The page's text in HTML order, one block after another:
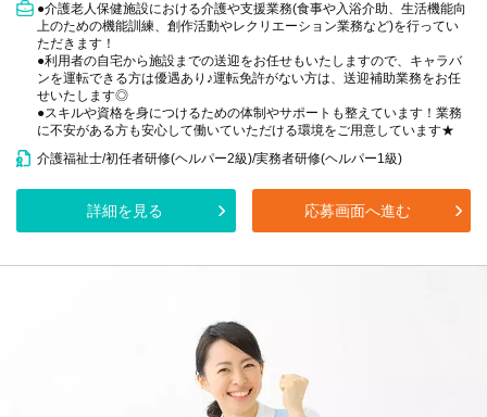
●介護老人保健施設における介護や支援業務(食事や入浴介助、生活機能向
上のための機能訓練、創作活動やレクリエーション業務など)を行ってい
ただきます！
●利用者の自宅から施設までの送迎をお任せもいたしますので、キャラバ
ンを運転できる方は優遇あり♪運転免許がない方は、送迎補助業務をお任
せいたします◎
●スキルや資格を身につけるための体制やサポートも整えています！業務
に不安がある方も安心して働いていただける環境をご用意しています★
介護福祉士/初任者研修(ヘルパー2級)/実務者研修(ヘルパー1級)
詳細を見る 応募画面へ進む